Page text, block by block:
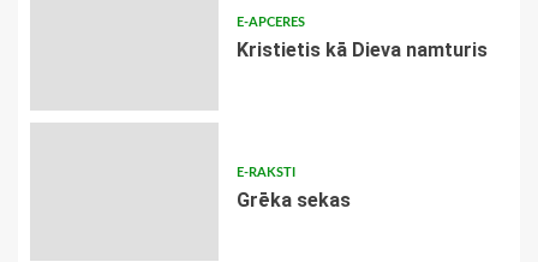
E-APCERES
Kristietis kā Dieva namturis
E-RAKSTI
Grēka sekas